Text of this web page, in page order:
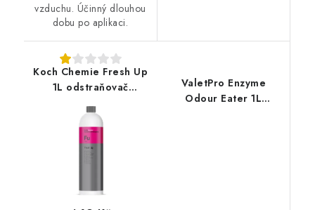
vzduchu. Účinný dlouhou
dobu po aplikaci.
Koch Chemie Fresh Up
1L odstraňovač
ValetPro Enzyme
Odour Eater 1L